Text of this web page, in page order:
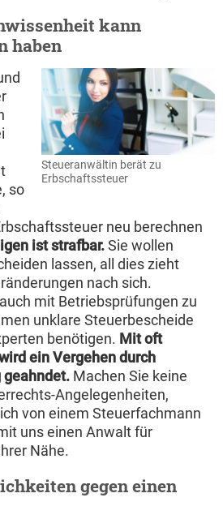
kann
haben
Steueranwältin berät zu
Erbschaftssteuer
so
neu berechnen
ist strafbar.Sie wollen
lassen, all dies zieht
nach sich.
mit Betriebsprüfungen zu
unklare Steuerbescheide
benötigen. Mit oft
ein Vergehen durch
Machen Sie keine
Angelegenheiten,
von einem Steuerfachmann
uns einen Anwalt für
Nähe.
gegen einen